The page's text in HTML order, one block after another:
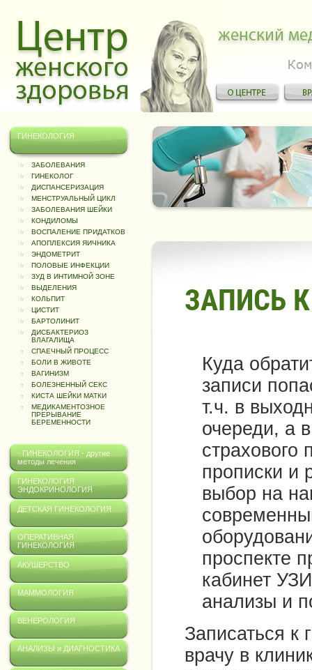
ГИНЕКОЛОГИЯ
ЗАБОЛЕВАНИЯ
ГИНЕКОЛОГ
ДИСПАНСЕРИЗАЦИЯ
МЕНСТРУАЛЬНЫЙ ЦИКЛ
ЗАБОЛЕВАНИЯ ШЕЙКИ
КОНДИЛОМЫ
ВОСПАЛЕНИЕ ПРИДАТКОВ
АПОПЛЕКСИЯ ЯИЧНИКА
ЭНДОМЕТРИТ
ПОЛОВЫЕ ИНФЕКЦИИ
ЗУД В ИНТИМНОЙ ЗОНЕ
ВЫДЕЛЕНИЯ
КОЛЬПИТ
ЦИСТИТ
БАРТОЛИНИТ
ДИСБАКТЕРИОЗ
ВЛАГАЛИЩА
СПАЕЧНЫЙ ПРОЦЕСС
БОЛИ В ЖИВОТЕ
ВАГИНИЗМ
БОЛЕЗНЕННЫЙ СЕКС
КИСТА ШЕЙКИ МАТКИ
МЕДИКАМЕНТОЗНОЕ
ПРЕРЫВАНИЕ
БЕРЕМЕННОСТИ
- ГИНЕКОЛОГИЯ - другие
методы лечения
ГИНЕКОЛОГИЯ
ЭНДОКРИНОЛОГИЯ
ДЕТСКАЯ ГИНЕКОЛОГИЯ
ОПЕРАТИВНАЯ
ГИНЕКОЛОГИЯ
АКУШЕРСТВО
МАММОЛОГИЯ
ВЕНЕРОЛОГИЯ
АНАЛИЗЫ и ДИАГНОСТИКА
ЗАПИСЬ
Куда
записи
т.ч. в
очереди, а
страхового
прописки и
выбор на
проспекте
кабинет
анализы и
Записаться к
врачу в